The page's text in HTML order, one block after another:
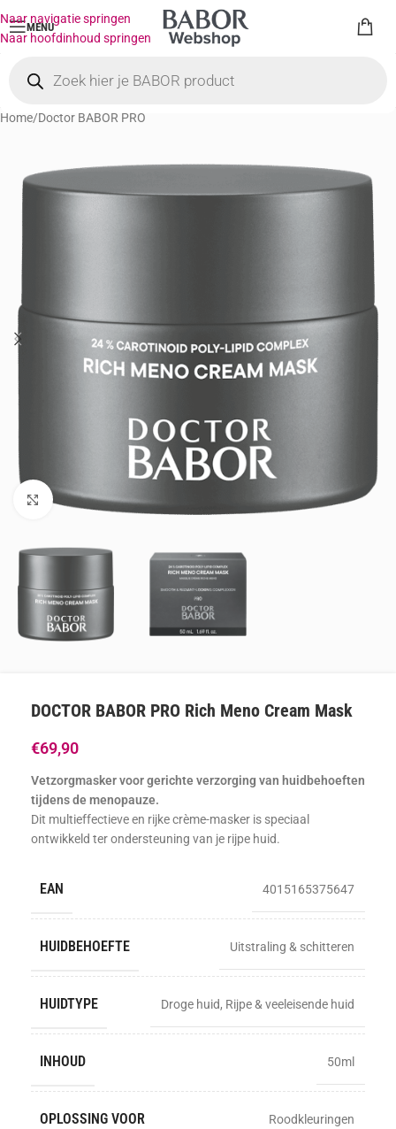
Naar navigatie springen
Naar hoofdinhoud springen
MENU
Home/Doctor BABOR PRO
Klik om te vergroten
DOCTOR BABOR PRO Rich Meno Cream Mask
€69,90
Vetzorgmasker voor gerichte verzorging van huidbehoeften
tijdens de menopauze.
Dit multieffectieve en rijke crème-masker is speciaal
ontwikkeld ter ondersteuning van je rijpe huid.
EAN 4015165375647
HUIDBEHOEFTE Uitstraling & schitteren
HUIDTYPE Droge huid, Rijpe & veeleisende huid
INHOUD 50ml
OPLOSSING VOOR Roodkleuringen